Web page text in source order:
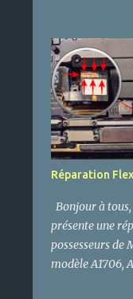
Paris
Réparation
CMS : - DC
d'alimentation).
USB 2.0 et 3.0,
Ports HDMI
iMac, Macbook
eSata -
PC, iPhone et
Prise Jack
RJ11. - Chipset,
Iphone, Ipod,
Réparation
Bonjour à
présente une
possesseurs de
modèle A1706,